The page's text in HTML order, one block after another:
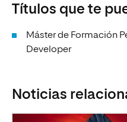
Títulos que te
Máster de Formación
Developer
Noticias